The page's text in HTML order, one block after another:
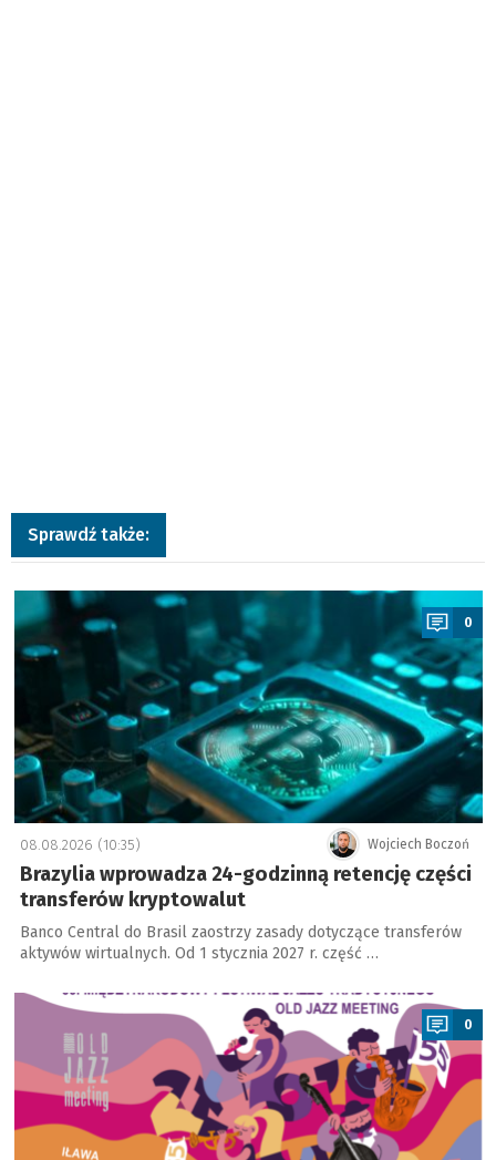
Sprawdź także:
a
0
Wojciech Boczoń
08.08.2026 (10:35)
Brazylia wprowadza 24-godzinną retencję części
transferów kryptowalut
Banco Central do Brasil zaostrzy zasady dotyczące transferów
aktywów wirtualnych. Od 1 stycznia 2027 r. część …
a
0